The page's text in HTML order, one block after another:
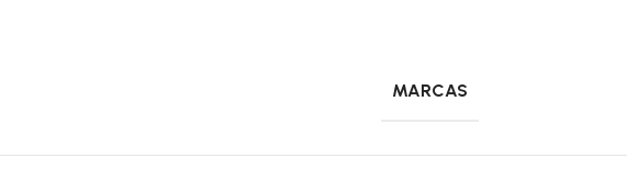
MARCAS